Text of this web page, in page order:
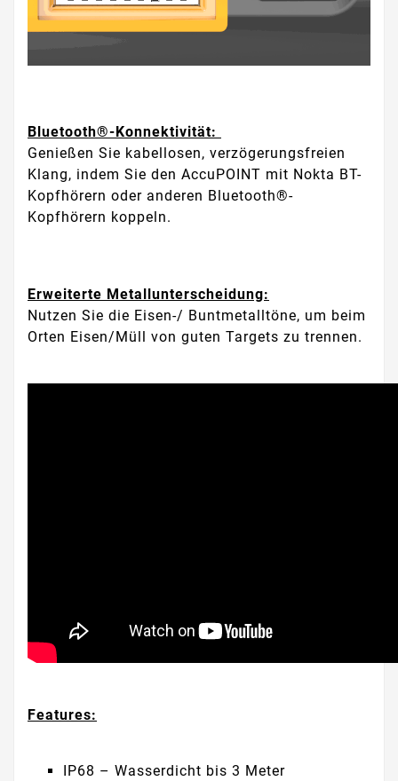
Bluetooth®-Konnektivität:
Genießen Sie kabellosen, verzögerungsfreien
Klang, indem Sie den AccuPOINT mit Nokta BT-
Kopfhörern oder anderen Bluetooth®-
Kopfhörern koppeln.
Erweiterte Metallunterscheidung:
Nutzen Sie die Eisen-/ Buntmetalltöne, um beim
Orten Eisen/Müll von guten Targets zu trennen.
Features:
IP68 – Wasserdicht bis 3 Meter